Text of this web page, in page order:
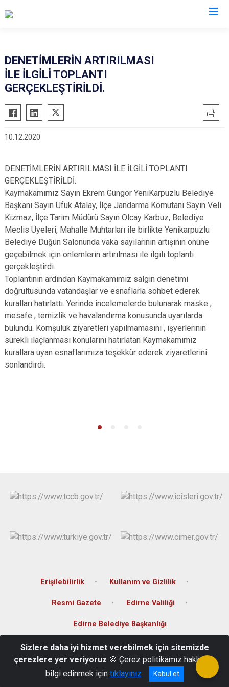
Enez
İpsala
Süloğlu
Uzunköprü
DENETİMLERİN ARTIRILMASI
İLE İLGİLİ TOPLANTI
GERÇEKLEŞTİRİLDİ.
10.12.2020
DENETİMLERİN ARTIRILMASI İLE İLGİLİ TOPLANTI
GERÇEKLEŞTİRİLDİ.
Kaymakamımız Sayın Ekrem Güngör YeniKarpuzlu Belediye
Başkanı Sayın Ufuk Atalay, İlçe Jandarma Komutanı Sayın Veli
Kızmaz, İlçe Tarım Müdürü Sayın Olcay Karbuz, Belediye
Meclis Üyeleri, Mahalle Muhtarları ile birlikte Yenikarpuzlu
Belediye Düğün Salonunda vaka sayılarının artışının önüne
geçebilmek için önlemlerin artırılması ile ilgili toplantı
gerçekleştirdi.
Toplantının ardından Kaymakamımız salgın denetimi
doğrultusunda vatandaşlar ve esnaflarla sohbet ederek
kuralları hatırlattı. Yerinde incelemelerde bulunarak maske ,
mesafe , temizlik ve havalandırma konusunda uyarılarda
bulundu. Komşuluk ziyaretleri yapılmamasını , işyerlerinin
sürekli ilaçlanması konularını hatırlatan Kaymakamımız
kurallara uyan esnaflarımıza teşekkür ederek ziyaretlerini
sonlandırdı.
Erişilebilirlik Kullanım ve Gizlilik
Resmi Gazete Edirne Valiliği
Edirne Belediye Başkanlığı
Saraçilyas Mah. Çarşı Sok. No:1 İpsala/ Edirne
0(284) 616 10 09
Sizlere daha iyi hizmet verebilmek için sitemizde
çerezlere yer veriyoruz 🍪 Çerez politikamız hakkında
bilgi edinmek için tıklayınız Kabul et